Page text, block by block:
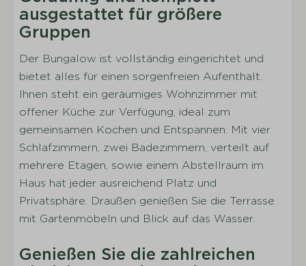
Esstisch
Kaffeemaschine
Kühlschrank und Tiefkühltruhe
Gaskochfeld
Kombi-Mikrowelle
Geschirrspülmaschine
Schlafen
Anzahl der Schlafzimmer: 4
Anzahl der Einzelbetten: 4
Anzahl der Doppelbetten: 2
Kleiderschrank
ausgestattet für größere
Gruppen
Der Bungalow ist vollständig eingerichtet und
bietet alles für einen sorgenfreien Aufenthalt.
Ihnen steht ein geräumiges Wohnzimmer mit
offener Küche zur Verfügung, ideal zum
gemeinsamen Kochen und Entspannen. Mit vier
Schlafzimmern, zwei Badezimmern, verteilt auf
mehrere Etagen, sowie einem Abstellraum im
Haus hat jeder ausreichend Platz und
Privatsphäre. Draußen genießen Sie die Terrasse
mit Gartenmöbeln und Blick auf das Wasser.
Genießen Sie die zahlreichen